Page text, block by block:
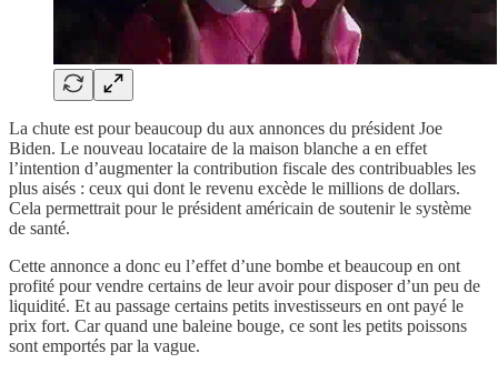
La chute est pour beaucoup du aux annonces du président Joe
Biden. Le nouveau locataire de la maison blanche a en effet
l’intention d’augmenter la contribution fiscale des contribuables les
plus aisés : ceux qui dont le revenu excède le millions de dollars.
Cela permettrait pour le président américain de soutenir le système
de santé.
Cette annonce a donc eu l’effet d’une bombe et beaucoup en ont
profité pour vendre certains de leur avoir pour disposer d’un peu de
liquidité. Et au passage certains petits investisseurs en ont payé le
prix fort. Car quand une baleine bouge, ce sont les petits poissons
sont emportés par la vague.